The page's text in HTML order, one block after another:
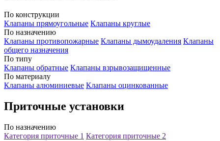
По конструкции
Клапаны прямоугольные Клапаны круглые
По назначению
Клапаны противопожарные Клапаны дымоудаления Клапаны
общего назначения
По типу
Клапаны обратные Клапаны взрывозащищенные
По материалу
Клапаны алюминиевые Клапаны оцинкованные
Приточные установки
По назначению
Категория приточные 1 Категория приточные 2